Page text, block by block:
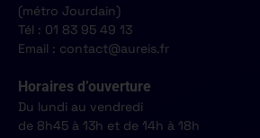
(métro Jourdain)
Tél : 01 83 95 49 13
Email : contact@aureis.fr
Horaires d’ouverture
Du lundi au vendredi
de 8h45 à 13h et de 14h à 18h